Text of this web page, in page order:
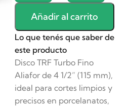
Añadir al carrito
Lo que tenés que saber de
este producto
Disco TRF Turbo Fino
Aliafor de 4 1/2” (115 mm),
ideal para cortes limpios y
precisos en porcelanatos,